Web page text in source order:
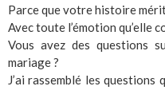
Parce que votre histoire
Avec toute l’émotion qu’elle
Vous avez des questions
mariage ?
J’ai rassemblé les